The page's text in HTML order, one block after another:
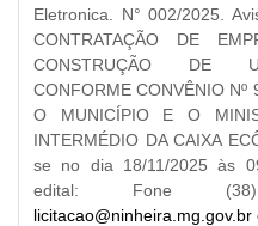
Eletronica. N° 002/2025.
CONTRATAÇÃO DE
CONSTRUÇÃO DE
CONFORME CONVÊNIO
O MUNICÍPIO E O
INTERMÉDIO DA CAIXA
se no dia 18/11/2025 às
edital: Fone (38)